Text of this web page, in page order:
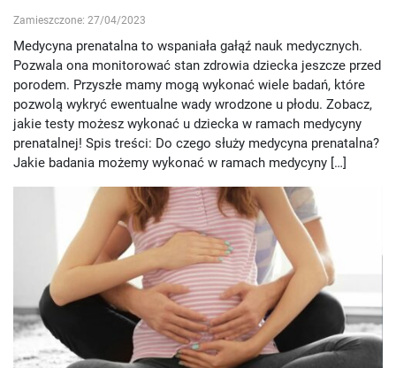
Zamieszczone: 27/04/2023
Medycyna prenatalna to wspaniała gałąź nauk medycznych.
Pozwala ona monitorować stan zdrowia dziecka jeszcze przed
porodem. Przyszłe mamy mogą wykonać wiele badań, które
pozwolą wykryć ewentualne wady wrodzone u płodu. Zobacz,
jakie testy możesz wykonać u dziecka w ramach medycyny
prenatalnej! Spis treści: Do czego służy medycyna prenatalna?
Jakie badania możemy wykonać w ramach medycyny […]